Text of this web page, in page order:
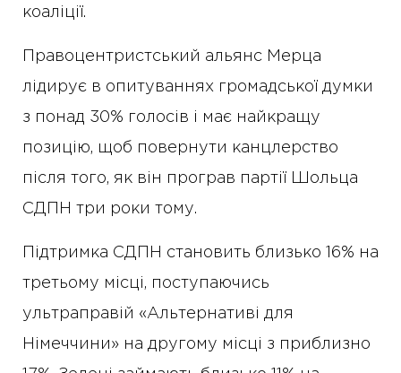
коаліції.
Правоцентристський альянс Мерца
лідирує в опитуваннях громадської думки
з понад 30% голосів і має найкращу
позицію, щоб повернути канцлерство
після того, як він програв партії Шольца
СДПН три роки тому.
Підтримка СДПН становить близько 16% на
третьому місці, поступаючись
ультраправій «Альтернативі для
Німеччини» на другому місці з приблизно